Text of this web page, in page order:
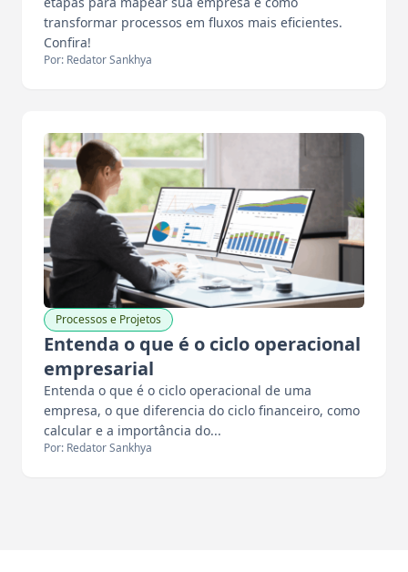
transformar processos em fluxos mais eficientes.
Confira!
Por: Redator Sankhya
Processos e Projetos
Entenda o que é o ciclo operacional
empresarial
Entenda o que é o ciclo operacional de uma
empresa, o que diferencia do ciclo financeiro, como
calcular e a importância do...
Por: Redator Sankhya